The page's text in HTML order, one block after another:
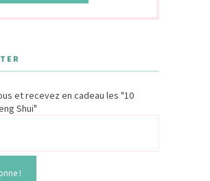
et recevez en cadeau les "10
Shui"